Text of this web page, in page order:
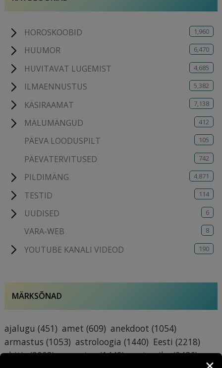
HOROSKOOBID 1,960
HUUMOR 6,470
HUVITAVAT LUGEMIST 4,685
ILMAENNUSTUS 5,382
KÄSIRAAMAT 7,138
MÄLUMÄNGUD 412
PÄEVA LOODUSPILT 105
PÄEVATERVITUSED 742
PILDIMÄNG 4,871
TESTID 114
UUDISED 6
VARA-WEB 8
YOUTUBE KANALI VIDEOD 190
MÄRKSÕNAD
ajalugu (451) amet (609) anekdoot (1054)
armastus (1053) astroloogia (1440) Eesti (2218)
ehitis (2008) ennustus (1442) esoteerika (2436)